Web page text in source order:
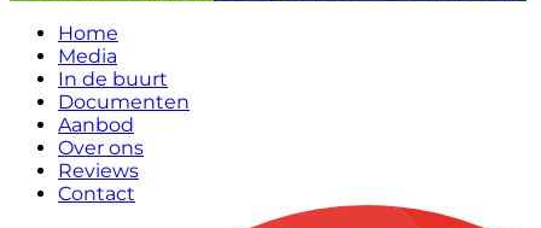
Home
Media
In de buurt
Documenten
Aanbod
Over ons
Reviews
Contact